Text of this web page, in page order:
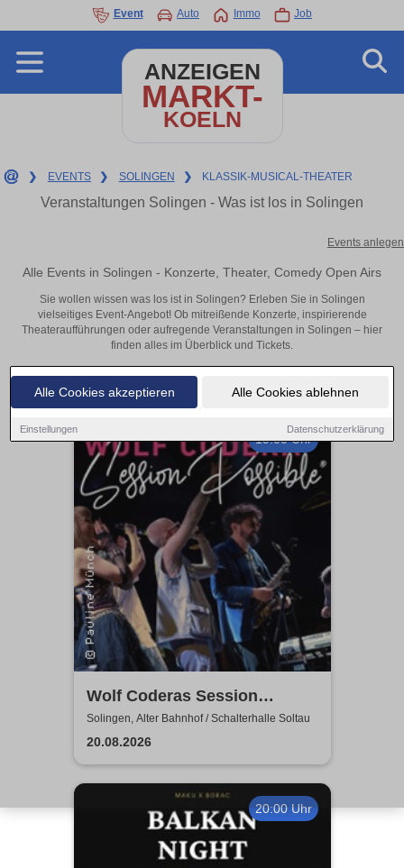
Alle Cookies akzeptieren Alle Cookies ablehnen
Einstellungen Datenschutzerklärung
Event Auto Immo Job
ANZEIGEN
MARKT-
KOELN
❯ EVENTS ❯ SOLINGEN ❯ KLASSIK-MUSICAL-THEATER
Veranstaltungen Solingen - Was ist los in Solingen
Events anlegen
Alle Events in Solingen - Konzerte, Theater, Comedy Open Airs
Sie wollen wissen was los ist in Solingen? Erleben Sie in Solingen
vielseitiges Event-Angebot! Ob mitreißende Konzerte, inspirierende
Theateraufführungen oder aufregende Veranstaltungen in Solingen – hier
finden alles im Überblick und Tickets.
19:00 Uhr
Wolf Coderas Session
Possible
Solingen, Alter Bahnhof / Schalterhalle Soltau
20.08.2026
20:00 Uhr